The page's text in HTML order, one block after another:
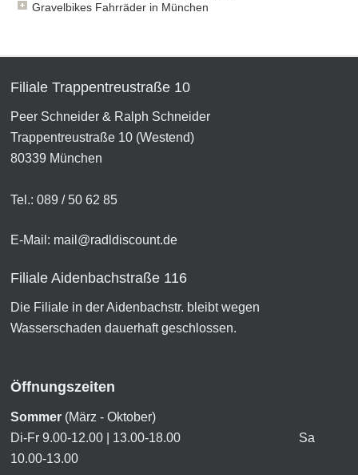
Gravelbikes Fahrräder in München
Filiale Trappentreustraße 10
Peer Schneider & Ralph Schneider
Trappentreustraße 10 (Westend)
80339 München
Tel.: 089 / 50 62 85
E-Mail: mail@radldiscount.de
Filiale Aidenbachstraße 116
Die Filiale in der Aidenbachstr. bleibt wegen
Wasserschaden dauerhaft geschlossen.
Öffnungszeiten
Sommer (März - Oktober)
Di-Fr 9.00-12.00 | 13.00-18.00 Sa
10.00-13.00